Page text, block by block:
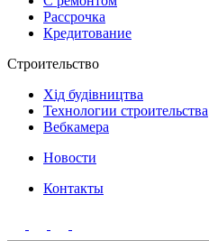
Рассрочка
Кредитование
Строительство
Хід будівництва
Технологии строительства
Вебкамера
Новости
Контакты